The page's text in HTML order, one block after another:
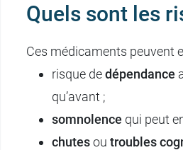
Quels sont les
Ces médicaments peuvent
risque dedépendance
qu’avant ;
somnolence qui peut
chutesou troubles